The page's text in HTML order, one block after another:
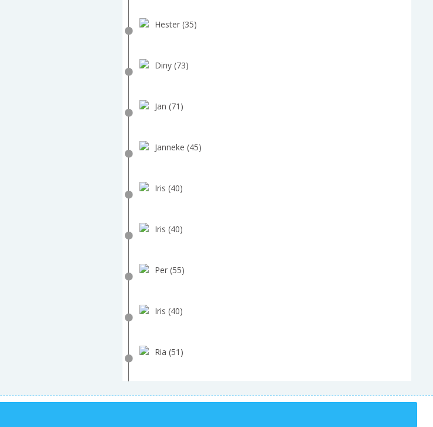
Hester (35)
Diny (73)
Jan (71)
Janneke (45)
Iris (40)
Iris (40)
Per (55)
Iris (40)
Ria (51)